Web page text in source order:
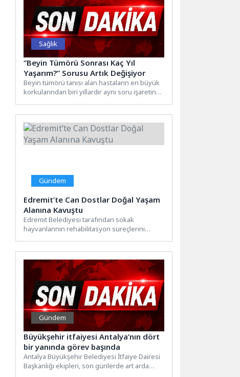
Sağlık
“Beyin Tümörü Sonrası Kaç Yıl
Yaşarım?” Sorusu Artık Değişiyor
Beyin tümörü tanısı alan hastaların en büyük
korkularından biri yıllardır aynı soru işaretine
Gündem
Edremit’te Can Dostlar Doğal Yaşam
Alanına Kavuştu
Edremit Belediyesi tarafından sokak
hayvanlarının rehabilitasyon süreçlerini
Gündem
Büyükşehir itfaiyesi Antalya’nın dört
bir yanında görev başında
Antalya Büyükşehir Belediyesi İtfaiye Dairesi
Başkanlığı ekipleri, son günlerde art arda